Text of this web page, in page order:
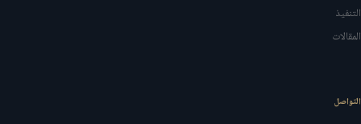
التنفيذ
المقالات
التواصل